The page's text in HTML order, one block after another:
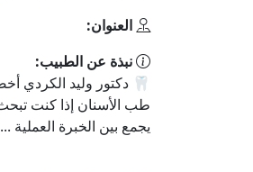
العنوان:
نبذة عن الطبيب:
🦷 دكتور وليد الكردي
طب الأسنان إذا كنت
يجمع بين الخبرة العملية ...